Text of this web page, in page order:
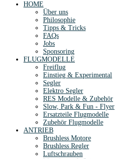
HOME
Über uns
Philosophie
Tipps & Tricks
FAQs
Jobs
Sponsoring
FLUGMODELLE
Freiflug
Einstieg & Experimental
Segler
Elektro Segler
RES Modelle & Zubehör
Slow, Park & Fun - Flyer
Ersatzteile Flugmodelle
Zubehör Flugmodelle
ANTRIEB
Brushless Motore
Brushless Regler
Luftschrauben